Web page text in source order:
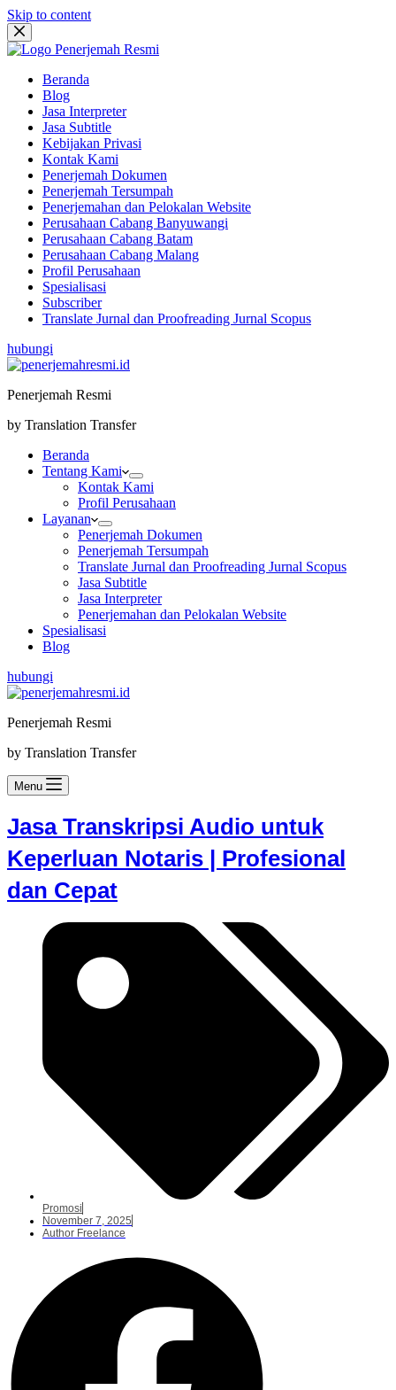
Skip to content
Beranda
Blog
Jasa Interpreter
Jasa Subtitle
Kebijakan Privasi
Kontak Kami
Penerjemah Dokumen
Penerjemah Tersumpah
Penerjemahan dan Pelokalan Website
Perusahaan Cabang Banyuwangi
Perusahaan Cabang Batam
Perusahaan Cabang Malang
Profil Perusahaan
Spesialisasi
Subscriber
Translate Jurnal dan Proofreading Jurnal Scopus
hubungi
Penerjemah Resmi
by Translation Transfer
Beranda
Tentang Kami
Kontak Kami
Profil Perusahaan
Layanan
Penerjemah Dokumen
Penerjemah Tersumpah
Translate Jurnal dan Proofreading Jurnal Scopus
Jasa Subtitle
Jasa Interpreter
Penerjemahan dan Pelokalan Website
Spesialisasi
Blog
hubungi
Penerjemah Resmi
by Translation Transfer
Menu
Jasa Transkripsi Audio untuk
Keperluan Notaris | Profesional
dan Cepat
Promosi
November 7, 2025
Author Freelance